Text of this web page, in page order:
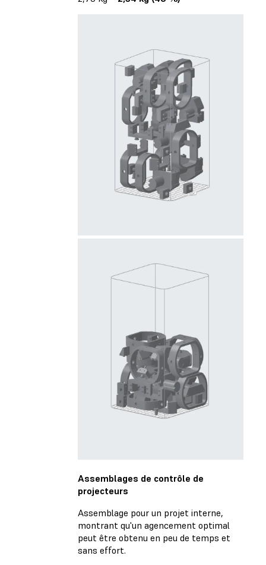
Assemblages de contrôle de
projecteurs
Assemblage pour un projet interne,
montrant qu'un agencement optimal
peut être obtenu en peu de temps et
sans effort.